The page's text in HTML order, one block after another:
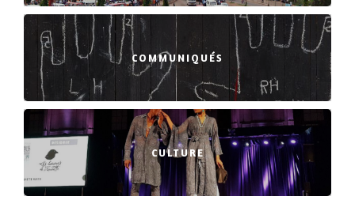
COMMUNIQUÉS
CULTURE